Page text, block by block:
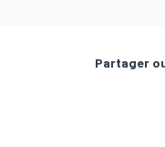
Partager